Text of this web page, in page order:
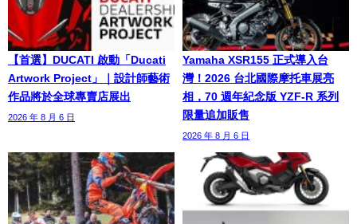
【首選】DUCATI 啟動「Ducati
Artwork Project」｜設計師藝術
作品將於全球專賣店展出
2026 年 8 月 6 日
Yamaha XSR155 正式導入台
灣！2026 台北國際摩托車展亮
相，70 週年紀念版 YZF-R 系列
限量追加販售
2026 年 8 月 6 日